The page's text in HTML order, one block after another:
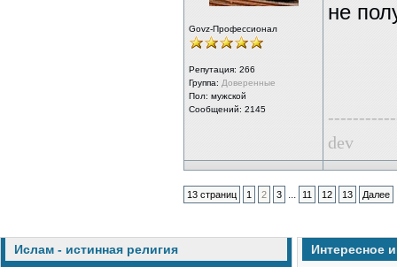
Govz-Профессионал
Репутация: 266
Группа: Доверенные
Пол: мужской
Сообщений: 2145
не
dev
13 страниц 1 2 3 ... 11 12 13 Далее
Ислам - истинная религия Интересное